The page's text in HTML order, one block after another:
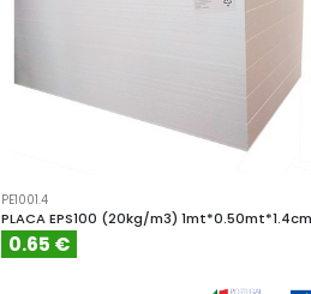
PE1001.4
PLACA EPS100 (20kg/m3) 1mt*0.50mt*1.4cm
0.65 €